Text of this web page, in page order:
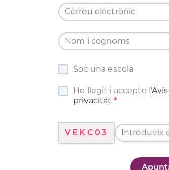
Soc una escola
He llegit i accepto l'
privacitat
VEKC03